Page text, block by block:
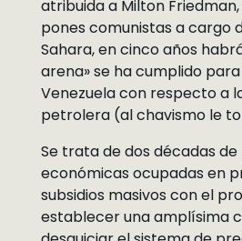
atribuida a Milton Friedman,
pones comunistas a cargo
Sahara, en cinco años
arena» se ha cumplido
Venezuela con respecto a
petrolera (al chavismo le
Se trata de dos décadas
económicas ocupadas en
subsidios masivos con el
establecer una amplísima